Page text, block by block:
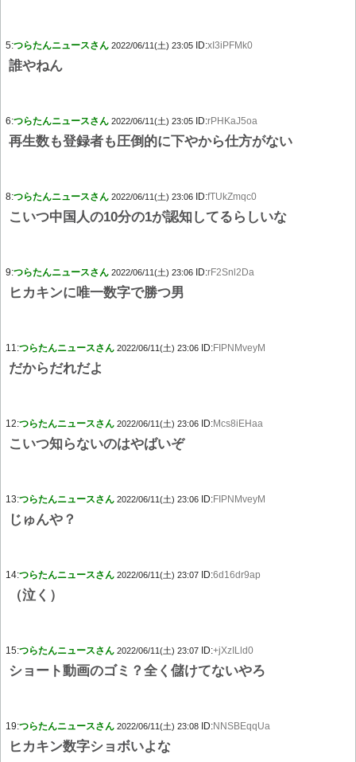
5:つらたんニュースさん 2022/06/11(土) 23:05 ID:xI3iPFMk0
誰やねん
6:つらたんニュースさん 2022/06/11(土) 23:05 ID:rPHKaJ5oa
再生数も登録者も圧倒的に下やから仕方がない
8:つらたんニュースさん 2022/06/11(土) 23:06 ID:fTUkZmqc0
こいつ中国人の10分の1が認知してるらしいな
9:つらたんニュースさん 2022/06/11(土) 23:06 ID:rF2Snl2Da
ヒカキンに唯一数字で勝つ男
11:つらたんニュースさん 2022/06/11(土) 23:06 ID:FIPNMveyM
だからだれだよ
12:つらたんニュースさん 2022/06/11(土) 23:06 ID:Mcs8iEHaa
こいつ知らないのはやばいぞ
13:つらたんニュースさん 2022/06/11(土) 23:06 ID:FIPNMveyM
じゅんや？
14:つらたんニュースさん 2022/06/11(土) 23:07 ID:6d16dr9ap
（泣く）
15:つらたんニュースさん 2022/06/11(土) 23:07 ID:+jXzILld0
ショート動画のゴミ？全く儲けてないやろ
19:つらたんニュースさん 2022/06/11(土) 23:08 ID:NNSBEqqUa
ヒカキン数字ショボいよな